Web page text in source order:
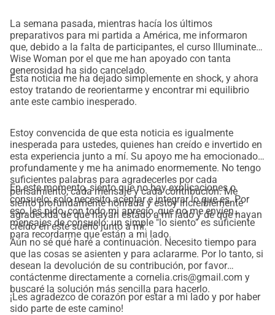
psicoterapeuta y arteterapeuta),
guía para alcanzar tus sueños y aspiraciones más
preciados (como gestora de sueños).
Si deseas hacerme un regalo de cumpleaños, puedes
apoyarme en este viaje con cualquier cantidad de dinero.
Estoy agradecida y aprecio cada contribución, y encontraré
una manera especial de agradecértelo, ¡quizás incluso con
una pequeña sorpresa hecha por mí!
La inspiración para este curso provino de aquí:
https://ro.ineliabenz.com/femeile-intelepte-si-mamele-care-
dau-nastere/
La semana pasada, mientras hacía los últimos
preparativos para mi partida a América, me informaron
que, debido a la falta de participantes, el curso Illuminated
Wise Woman por el que me han apoyado con tanta
generosidad ha sido cancelado.
Esta noticia me ha dejado simplemente en shock, y ahora
estoy tratando de reorientarme y encontrar mi equilibrio
ante este cambio inesperado.
Estoy convencida de que esta noticia es igualmente
inesperada para ustedes, quienes han creído e invertido en
esta experiencia junto a mí. Su apoyo me ha emocionado
profundamente y me ha animado enormemente. No tengo
suficientes palabras para agradecerles por cada
pensamiento, cada mensaje y cada contribución. Me
siento profundamente honrada y estoy increíblemente
agradecida de que hayan estado a mi lado y de que hayan
creído en este sueño junto a mí.
En este momento, siento que no hay explicaciones o
consuelo; solo necesito aceptar e integrar lo que es. Por
eso, les pido, con todo mi aprecio, que no me envíen
mensajes de consuelo: un simple "lo siento" es suficiente
para recordarme que están a mi lado.
Aún no sé qué haré a continuación. Necesito tiempo para
que las cosas se asienten y para aclararme. Por lo tanto, si
desean la devolución de su contribución, por favor
contáctenme directamente a cornelia.cris@gmail.com y
buscaré la solución más sencilla para hacerlo.
¡Les agradezco de corazón por estar a mi lado y por haber
sido parte de este camino!